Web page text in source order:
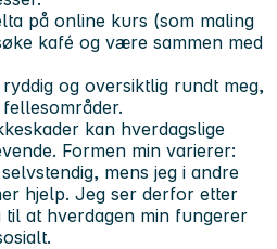
på online kurs (som maling
kafé og være sammen med
og oversiktlig rundt meg,
kan hverdagslige
Formen min varierer:
mens jeg i andre
hjelp. Jeg ser derfor etter
til at hverdagen min fungerer